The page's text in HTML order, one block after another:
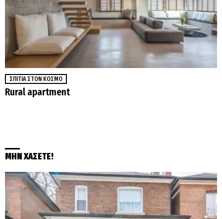
ΣΠΊΤΙΑ ΣΤΟΝ ΚΌΣΜΟ
Rural apartment
ΜΗΝ ΧΑΣΕΤΕ!